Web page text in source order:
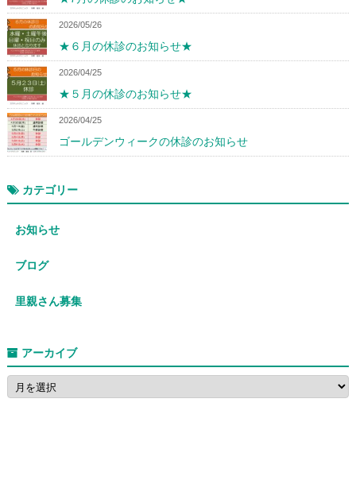
2026/05/26
★６月の休診のお知らせ★
2026/04/25
★５月の休診のお知らせ★
2026/04/25
ゴールデンウィークの休診のお知らせ
カテゴリー
お知らせ
ブログ
里親さん募集
アーカイブ